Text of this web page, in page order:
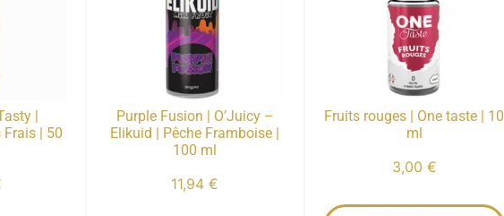
|
| 50
Purple Fusion | O’Juicy –
Elikuid | Pêche Framboise |
100 ml
11,94€
Fruits rouges | One taste | 10
ml
3,00 €